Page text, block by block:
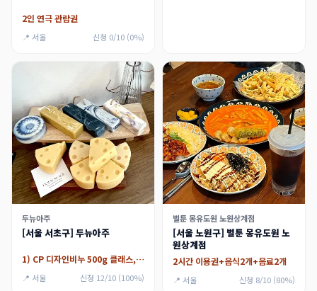
2인 연극 관람권
📍 서울 신청 0/10 (0%)
두뉴아주
[서울 서초구] 두뉴아주
1) CP 디자인비누 500g 클래스,2) 주방비누 500g 클래스
📍 서울 신청 12/10 (100%)
벌툰 몽유도원 노원상계점
[서울 노원구] 벌툰 몽유도원 노
원상계점
2시간 이용권+음식2개+음료2개
📍 서울 신청 8/10 (80%)